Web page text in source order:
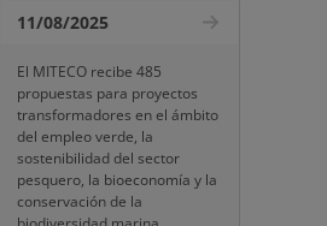
11/08/2025
El MITECO recibe 485
propuestas para proyectos
transformadores en el ámbito
del empleo verde, la
sostenibilidad del sector
pesquero, la bioeconomía y la
conservación de la